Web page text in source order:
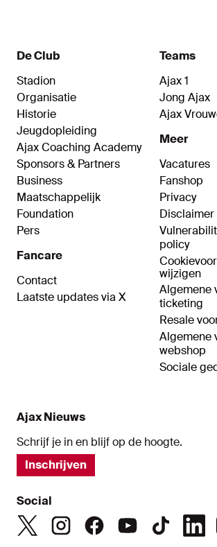
De Club
Stadion
Organisatie
Historie
Jeugdopleiding
Ajax Coaching Academy
Sponsors & Partners
Business
Maatschappelijk
Foundation
Pers
Fancare
Contact
Laatste updates via X
Teams
Ajax 1
Jong Ajax
Ajax
Meer
Vacatures
Fanshop
Privacy
Disclaimer
policy
wijzigen
Algemene
ticketing
Resale
Algemene
webshop
Sociale
Ajax Nieuws
Schrijf je in en blijf op de hoogte.
Inschrijven
Social